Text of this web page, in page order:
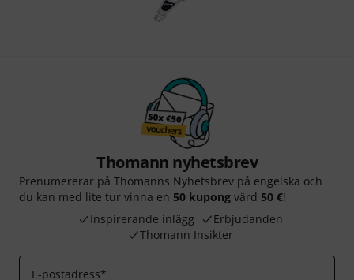
Thomann nyhetsbrev
Prenumererar på Thomanns Nyhetsbrev på engelska och
du kan med lite tur vinna en 50 kupong värd 50 €!
Inspirerande inlägg
Erbjudanden
Thomann Insikter
E-postadress*